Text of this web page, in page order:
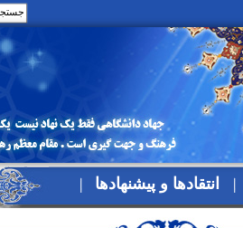
انتقادها و پیشنهادها